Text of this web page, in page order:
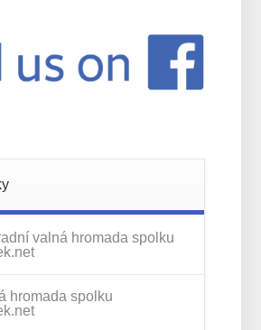
valná hromada spolku
hromada spolku